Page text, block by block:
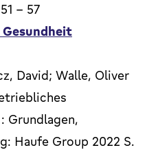
- 57
David; Walle, Oliver
Grundlagen,
Haufe Group 2022 S.